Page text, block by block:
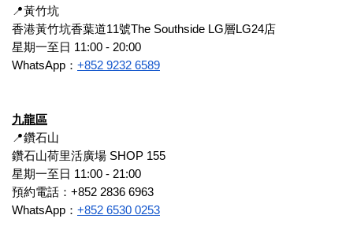
📍黃竹坑
香港黃竹坑香葉道11號The Southside LG層LG24店
星期一至日 11:00 - 20:00
WhatsApp： +852 9232 6589
九龍區
📍鑽石山
鑽石山荷里活廣場 SHOP 155
星期一至日 11:00 - 21:00
預約電話：+852 2836 6963
WhatsApp： +852 6530 0253